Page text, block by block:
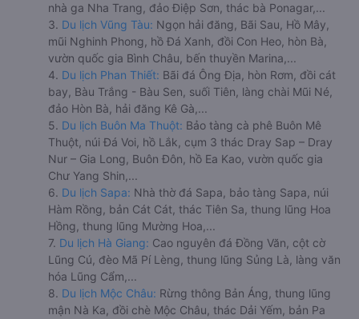
nhà ga Nha Trang, đảo Điệp Sơn, thác bà Ponagar,...
3. Du lịch Vũng Tàu: Ngọn hải đăng, Bãi Sau, Hồ Mây,
mũi Nghinh Phong, hồ Đá Xanh, đồi Con Heo, hòn Bà,
vườn quốc gia Bình Châu, bến thuyền Marina,...
4. Du lịch Phan Thiết: Bãi đá Ông Địa, hòn Rơm, đồi cát
bay, Bàu Trắng - Bàu Sen, suối Tiên, làng chài Mũi Né,
đảo Hòn Bà, hải đăng Kê Gà,...
5. Du lịch Buôn Ma Thuột: Bảo tàng cà phê Buôn Mê
Thuột, núi Đá Voi, hồ Lắk, cụm 3 thác Dray Sap – Dray
Nur – Gia Long, Buôn Đôn, hồ Ea Kao, vườn quốc gia
Chư Yang Shin,...
6. Du lịch Sapa: Nhà thờ đá Sapa, bảo tàng Sapa, núi
Hàm Rồng, bản Cát Cát, thác Tiên Sa, thung lũng Hoa
Hồng, thung lũng Mường Hoa,...
7. Du lịch Hà Giang: Cao nguyên đá Đồng Văn, cột cờ
Lũng Cú, đèo Mã Pí Lèng, thung lũng Sủng Là, làng văn
hóa Lũng Cẩm,...
8. Du lịch Mộc Châu: Rừng thông Bản Áng, thung lũng
mận Nà Ka, đồi chè Mộc Châu, thác Dải Yếm, bản Pa